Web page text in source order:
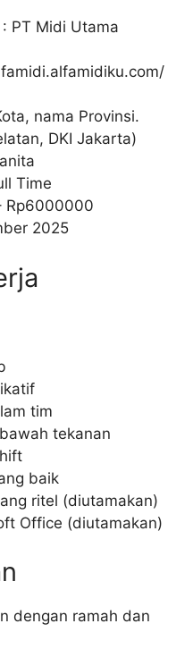
PT Midi Utama
nama Provinsi.
DKI Jakarta)
Time
Rp6000000
2025
tim
tekanan
baik
ritel (diutamakan)
Office (diutamakan)
dengan ramah dan